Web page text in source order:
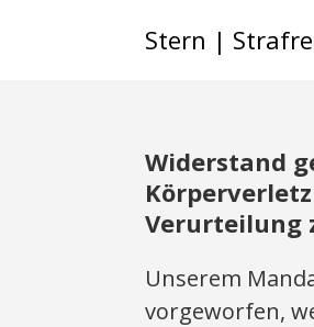
Stern |
Widerstand
Verurteilung
Unserem
vorgeworfen,